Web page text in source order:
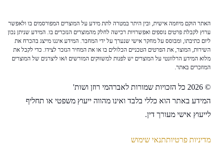
האתר הוקם מיוזמה אישית, ובין היתר במטרה לתת מידע על המוצרים המפורסמים בו ולאפשר
ערוץ לקבלת פרטים נוספים ואפשרויות רכישה לחלק מהמוצרים הנזכרים בו. המידע שניתן נכון
ליום כתיבתו, ומבוסס על מחקר אישי שנערך על ידי המחבר. המידע איננו מייצג בהכרח את
השירות, המוצר, את הפרטים הטכניים הכלולים בו או את המחיר הנזכר לצידו. כדי לקבל את
מלוא המידע הרלוונטי על המוצרים יש לפנות למשווקים המורשים ו/או ליצרנים של המוצרים
המוזכרים באתר.
© 2026 כל הזכויות שמורות לאברהמי רוזן ושות'
המידע באתר הוא כללי בלבד ואינו מהווה ייעוץ משפטי או תחליף
לייעוץ אישי מעורך דין.
מדיניות פרטיותתנאי שימוש